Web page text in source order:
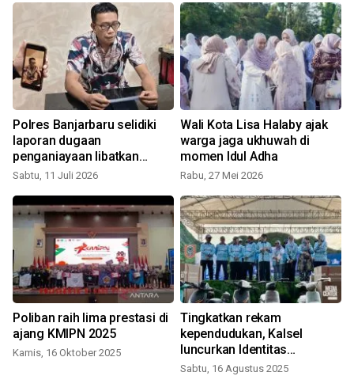
Polres Banjarbaru selidiki
laporan dugaan
penganiayaan libatkan
mantan wali kota
Sabtu, 11 Juli 2026
Wali Kota Lisa Halaby ajak
warga jaga ukhuwah di
momen Idul Adha
Rabu, 27 Mei 2026
Poliban raih lima prestasi di
ajang KMIPN 2025
Kamis, 16 Oktober 2025
Tingkatkan rekam
kependudukan, Kalsel
luncurkan Identitas
Kependudukan Digital
Sabtu, 16 Agustus 2025